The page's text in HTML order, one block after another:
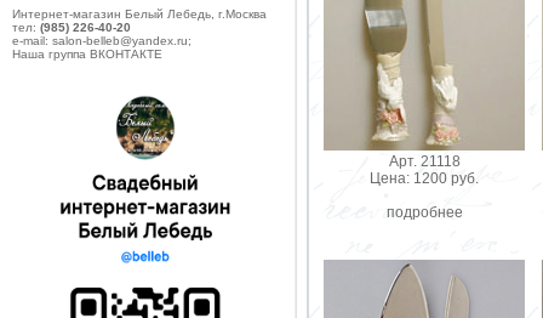
Интернет-магазин Белый Лебедь, г.Москва
тел: (985) 226-40-20
e-mail: salon-belleb@yandex.ru;
Наша группа ВКОНТАКТЕ
Арт. 21118
Цена: 1200 руб.
подробнее